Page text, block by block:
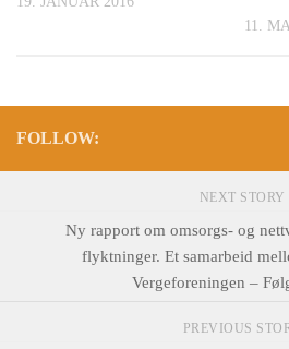
11.
FOLLOW:
NEXT STORY
Ny rapport om omsorgs- og
flyktninger. Et samarbeid
Vergeforeningen –
PREVIOUS